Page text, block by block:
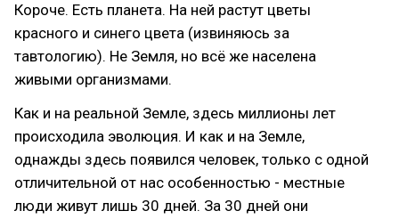
Короче. Есть планета. На ней растут цветы
красного и синего цвета (извиняюсь за
тавтологию). Не Земля, но всё же населена
живыми организмами.
Как и на реальной Земле, здесь миллионы лет
происходила эволюция. И как и на Земле,
однажды здесь появился человек, только с одной
отличительной от нас особенностью - местные
люди живут лишь 30 дней. За 30 дней они